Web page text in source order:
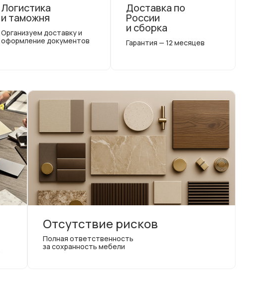
Логистика
и таможня
Организуем доставку и
оформление документов
Доставка по
России
и сборка
Гарантия — 12 месяцев
Отсутствие рисков
Полная ответственность
за сохранность мебели